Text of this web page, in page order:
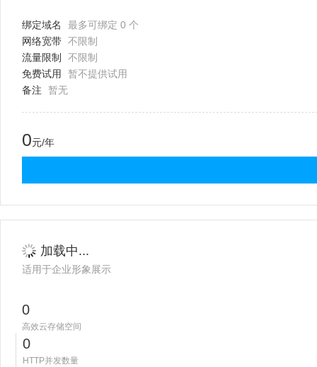
绑定域名
最多可绑定 0 个
网络宽带 不限制
流量限制
不限制
免费试用
暂不提供试用
备注
暂无
0元/年
加载中...
适用于企业形象展示
0
高效云存储空间
0
HTTP并发数量